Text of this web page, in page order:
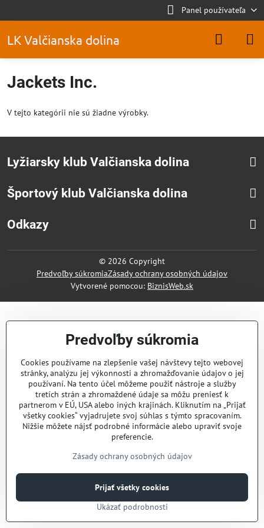
Panel používateľa
LK Valčianska dolina
Jackets Inc.
V tejto kategórii nie sú žiadne výrobky.
Lyžiarsky klub Valčianska dolina
Športový klub Valčianska dolina
Odkazy
© 2026 Copyright
Predvoľby súkromiaZásady ochrany osobných údajov
Vytvorené pomocou: BiznisWeb.sk
Predvoľby súkromia
Cookies používame na zlepšenie vašej návštevy tejto webovej
stránky, analýzu jej výkonnosti a zhromažďovanie údajov o jej
používaní. Na tento účel môžeme použiť nástroje a služby
tretích strán a zhromaždené údaje sa môžu preniesť k
partnerom v EÚ, USA alebo iných krajinách. Kliknutím na „Prijať
všetky cookies“ vyjadrujete svoj súhlas s týmto spracovaním.
Nižšie môžete nájsť podrobné informácie alebo upraviť svoje
preferencie.
Zásady ochrany osobných údajov
Ukázať podrobnosti
Prijať všetky cookies